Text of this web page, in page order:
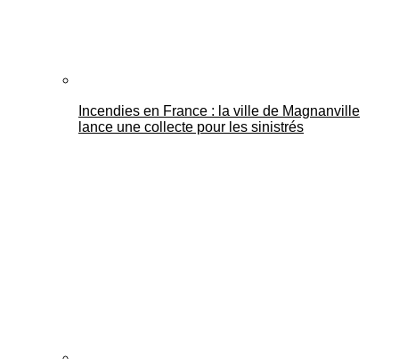
Incendies en France : la ville de Magnanville
lance une collecte pour les sinistrés